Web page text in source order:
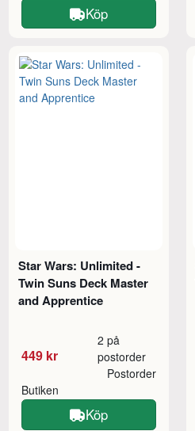
Köp
Star Wars: Unlimited -
Twin Suns Deck Master
and Apprentice
449 kr
2 på
postorder
Butiken
Postorder
Köp